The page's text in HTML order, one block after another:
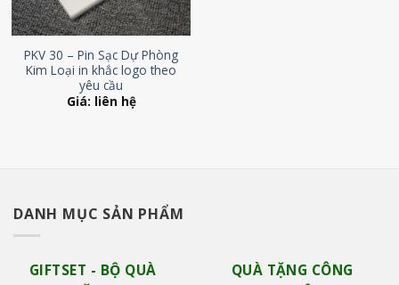
PKV 30 – Pin Sạc Dự Phòng
Kim Loại in khắc logo theo
yêu cầu
Giá: liên hệ
DANH MỤC SẢN PHẨM
GIFTSET - BỘ QUÀ
QUÀ TẶNG CÔNG